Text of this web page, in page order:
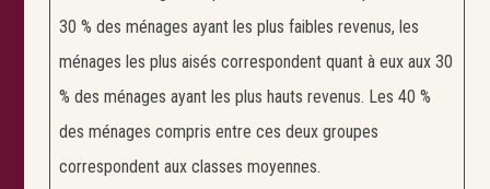
30 % des ménages ayant les plus faibles revenus, les
ménages les plus aisés correspondent quant à eux aux 30
% des ménages ayant les plus hauts revenus. Les 40 %
des ménages compris entre ces deux groupes
correspondent aux classes moyennes.